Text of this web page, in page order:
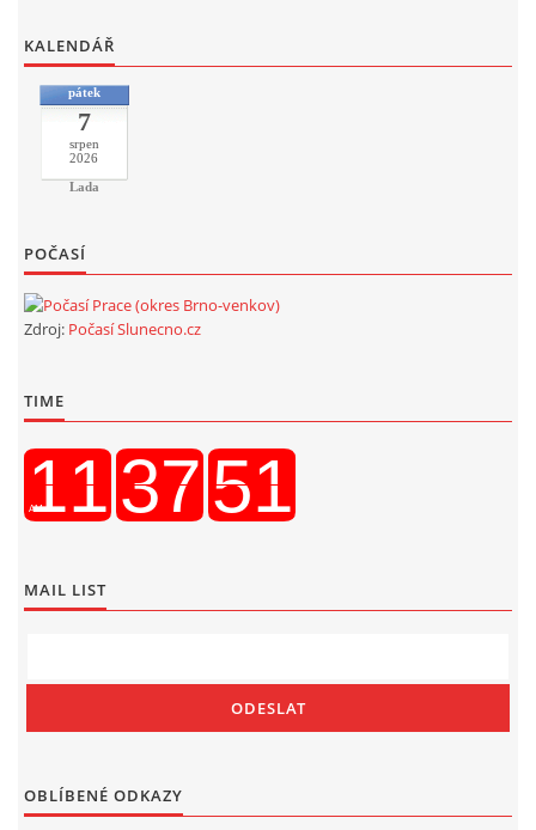
KALENDÁŘ
pátek
7
srpen
2026
Lada
POČASÍ
Zdroj: Počasí Slunecno.cz
TIME
MAIL LIST
OBLÍBENÉ ODKAZY